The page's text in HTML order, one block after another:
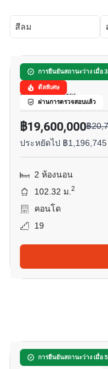
สีลม
การยืนยันสถานะว่าง เมื่อ
ดีลพิเศษ
ผ่านการตรวจสอบแล้ว
ดิ อินฟินิตี้ คอนโ
สีลม, กรุงเทพ
฿19,600,000฿
ประหยัดไป ฿
2 ห้องนอน
102.32 ม.2
คอนโด
19
การยืนยันสถานะว่าง เมื่อ
เดอะ ริทซ์-คาร์